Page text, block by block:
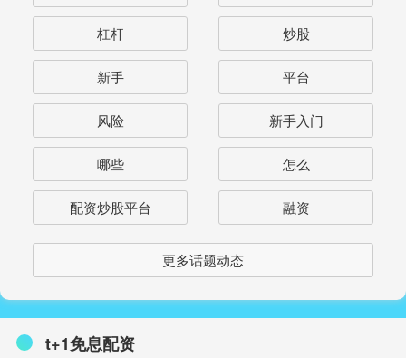
杠杆 炒股
新手 平台
风险 新手入门
哪些 怎么
配资炒股平台 融资
更多话题动态
t+1免息配资